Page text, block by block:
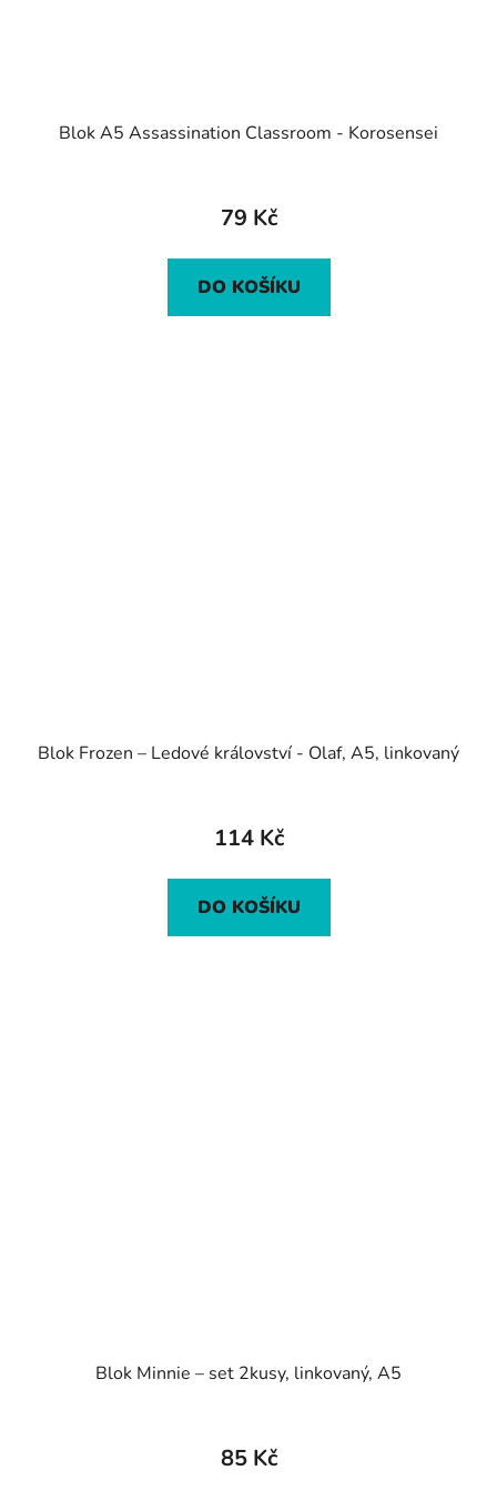
Blok A5 Assassination Classroom - Korosensei
79 Kč
DO KOŠÍKU
Blok Frozen – Ledové království - Olaf, A5, linkovaný
114 Kč
DO KOŠÍKU
Blok Minnie – set 2kusy, linkovaný, A5
85 Kč